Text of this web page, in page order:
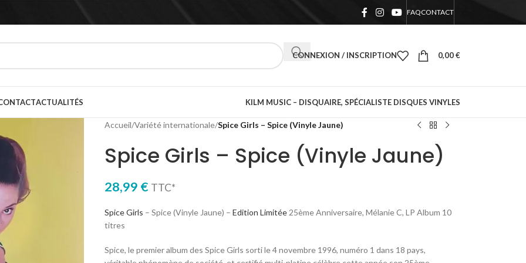
FAQCONTACT
CONNEXION / INSCRIPTION 0,00€
ACTUALITÉS KILM MUSIC – DISQUAIRE, SPÉCIALISTE DISQUES VINYLES
Accueil/Variété internationale/Spice Girls – Spice (Vinyle Jaune)
Spice Girls – Spice (Vinyle Jaune)
28,99 € TTC*
Spice Girls – Spice (Vinyle Jaune) – Edition Limitée25ème Anniversaire, Mélanie C, LP Album 10
titres
Spice, le premier album des Spice Girls sorti le 4 novembre 1996, numéro 1 dans 18 pays,